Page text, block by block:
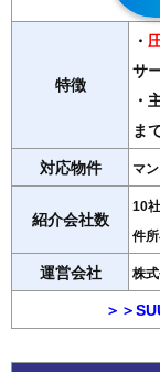
特徴
・
サ
・
ま
対応物件 マ
紹介会社数
10
件
運営会社 株
＞＞